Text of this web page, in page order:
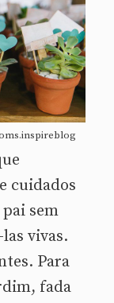
cuidados
sem
vivas.
Para
fada